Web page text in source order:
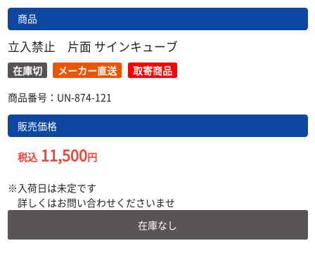
商品
立入禁止 片面 サインキューブ
在庫切 メーカー直送
取寄商品
商品番号：UN-874-121
販売価格
税込11,500円
入荷日は未定です
詳しくはお問い合わせくださいませ
在庫なし